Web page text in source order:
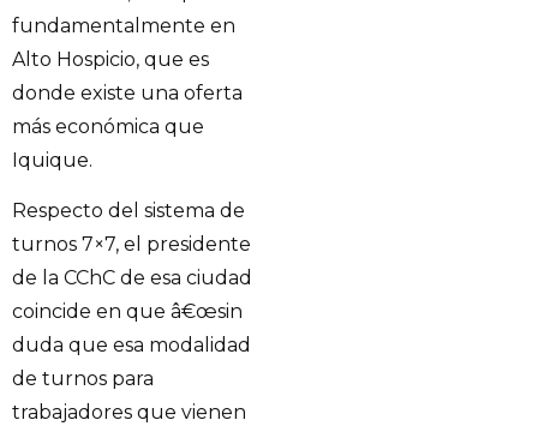
fundamentalmente en
Alto Hospicio, que es
donde existe una oferta
más económica que
Iquique.
Respecto del sistema de
turnos 7×7, el presidente
de la CChC de esa ciudad
coincide en que â€œsin
duda que esa modalidad
de turnos para
trabajadores que vienen